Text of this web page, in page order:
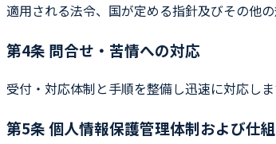
適用される法令、国が定める指針及びその他の
第4条 問合せ・苦情への対応
受付・対応体制と手順を整備し迅速に対応しま
第5条 個人情報保護管理体制および仕